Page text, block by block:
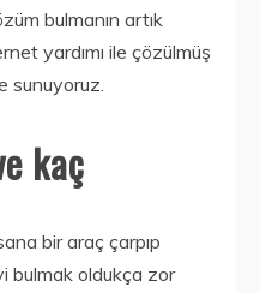
bulmanın artık
yardımı ile çözülmüş
sunuyoruz.
kaç
bir araç çarpıp
bulmak oldukça zor